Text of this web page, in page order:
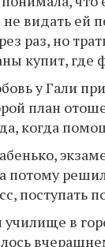
видать ей
раз, но
купит, где
у Гали
план
когда
потому
поступать
в